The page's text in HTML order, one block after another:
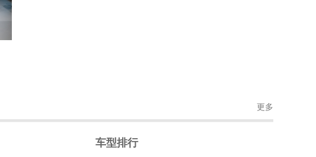
更多
车型排行